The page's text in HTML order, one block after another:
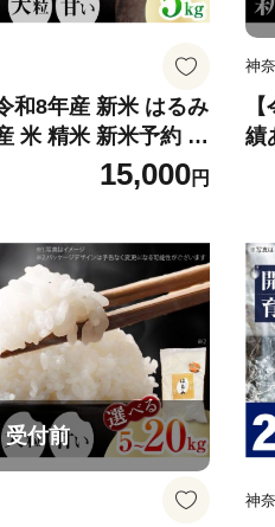
和8年産 新米 はるみ
米 精米 新米予約 お
開成 お米 こめ ライ
はん ご飯 コメ ブラ
産 特A 【なんかい
Aランク受賞実績あ
15,000円
神
績
受付前
神